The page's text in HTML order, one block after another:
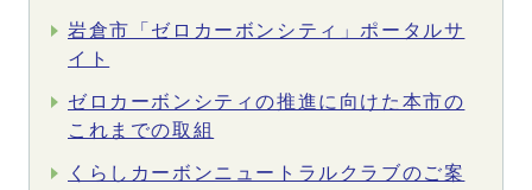
岩倉市「ゼロカーボンシティ」ポータルサ
イト
ゼロカーボンシティの推進に向けた本市の
これまでの取組
くらしカーボンニュートラルクラブのご案